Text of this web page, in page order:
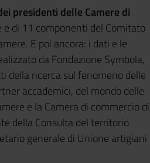
presidenti delle Camere di
di 11 componenti del Comitato
E poi ancora: i dati e le
da Fondazione Symbola,
della ricerca sul fenomeno delle
accademici, del mondo delle
e la Camera di commercio di
della Consulta del territorio
generale di Unione artigiani